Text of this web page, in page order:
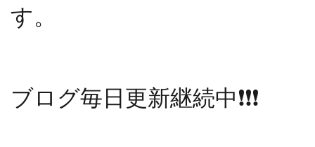
す。
ブログ毎日更新継続中❗️❗️❗️